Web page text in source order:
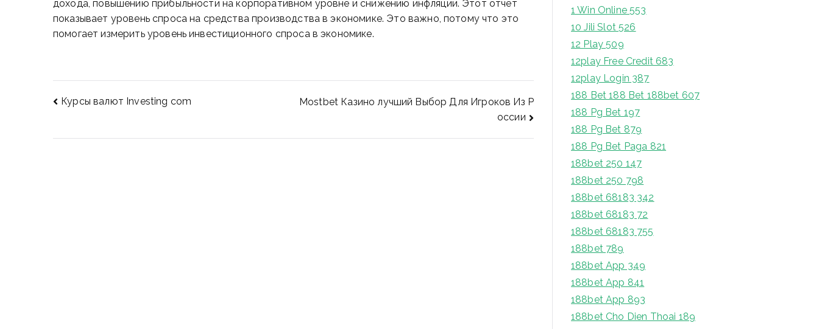
дохода, повышению прибыльности на корпоративном уровне и снижению инфляции. Этот отчет
показывает уровень спроса на средства производства в экономике. Это важно, потому что это
помогает измерить уровень инвестиционного спроса в экономике.
Post
Курсы валют Investing com
Mostbet Казино лучший Выбор Для Игроков Из Р
оссии
1 Win Online 553
10 Jili Slot 526
12 Play 509
12play Free Credit 683
12play Login 387
188 Bet 188 Bet 188bet 607
188 Pg Bet 197
188 Pg Bet 879
188 Pg Bet Paga 821
188bet 250 147
188bet 250 798
188bet 68183 342
188bet 68183 72
188bet 68183 755
188bet 789
188bet App 349
188bet App 841
188bet App 893
188bet Cho Dien Thoai 189